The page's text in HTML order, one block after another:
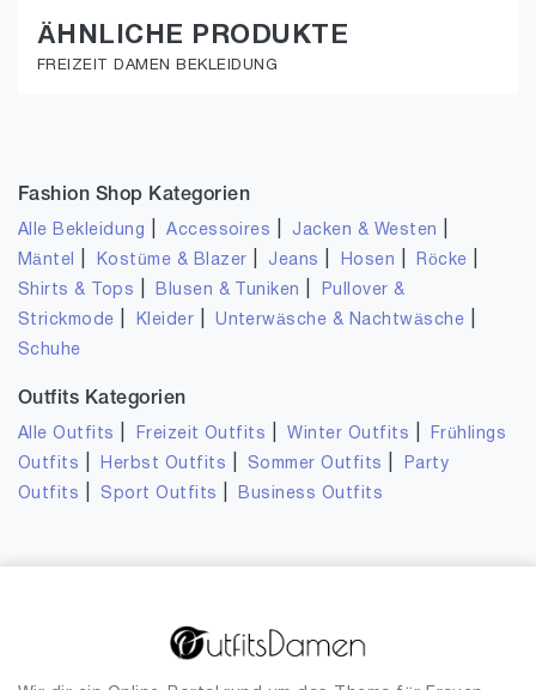
ÄHNLICHE PRODUKTE
FREIZEIT DAMEN BEKLEIDUNG
Fashion Shop Kategorien
Alle Bekleidung |Accessoires Jacken & Westen
Mäntel Kostüme & Blazer Jeans Hosen Röcke
Shirts & Tops Blusen & Tuniken
Pullover &
Strickmode
Kleider |Unterwäsche & Nachtwäsche
Schuhe
Outfits Kategorien
Alle Outfits Freizeit Outfits |Winter Outfits
Frühlings
Outfits
Herbst Outfits Sommer Outfits
Party
Outfits
Sport Outfits Business Outfits